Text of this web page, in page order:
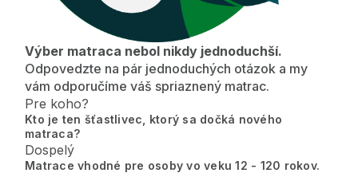
Výber matraca nebol nikdy jednoduchší.
Odpovedzte na pár jednoduchých otázok a my
vám odporučíme váš spriaznený matrac.
Pre koho?
Kto je ten šťastlivec, ktorý sa dočká nového
matraca?
Dospelý
Matrace vhodné pre osoby vo veku 12 - 120 rokov.